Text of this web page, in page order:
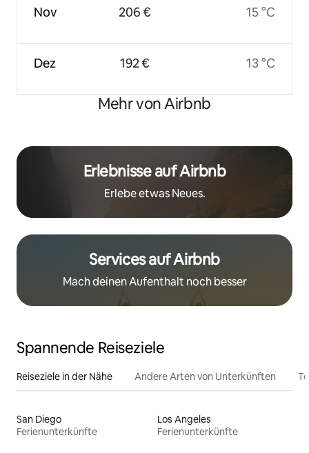
Nov
Dez
206 €
192 €
15 °C
13 °C
Mehr von Airbnb
Erlebnisse auf Airbnb
Erlebe etwas Neues.
Services auf Airbnb
Mach deinen Aufenthalt noch besser
Spannende Reiseziele
Reiseziele in der Nähe Andere Arten von Unterkünften
San Diego
Ferienunterkünfte
Los Angeles
Ferienunterkünfte